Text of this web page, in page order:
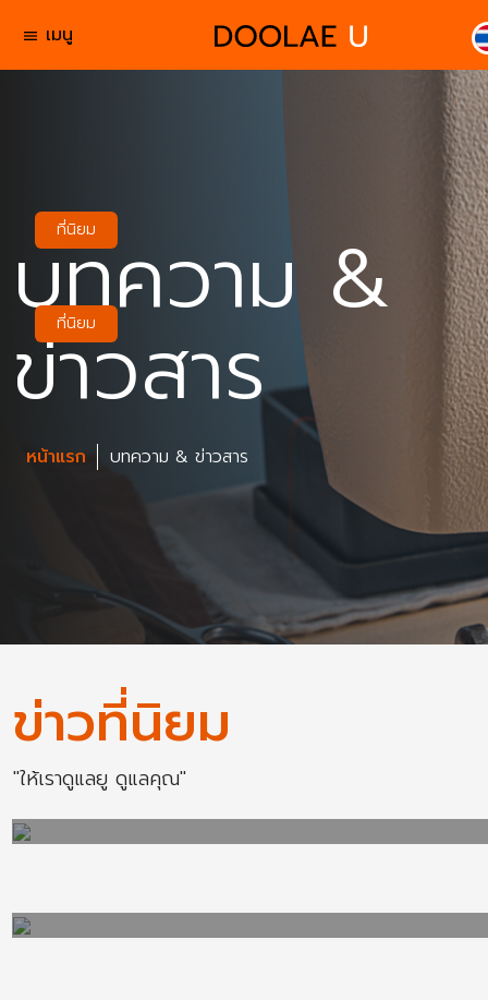
menu เมนู
บทความ &
ข่าวสาร
หน้าแรก บทความ & ข่าวสาร
ข่าวที่นิยม
"ให้เราดูแลยู ดูแลคุณ"
ที่นิยม
ที่นิยม